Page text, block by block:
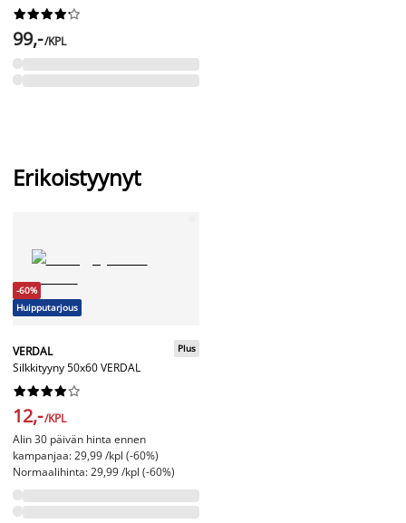






99,-/KPL
Erikoistyynyt
-60%
Huipputarjous
VERDAL
Silkkityyny 50x60 VERDAL
Plus






12,-/KPL
Alin 30 päivän hinta ennen
kampanjaa: 29,99 /kpl (-60%)
Normaalihinta: 29,99 /kpl (-60%)